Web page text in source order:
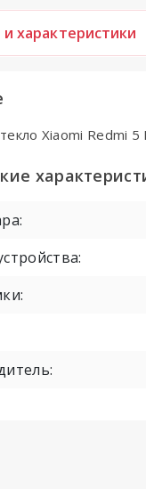
характеристики
Xiaomi Redmi 5